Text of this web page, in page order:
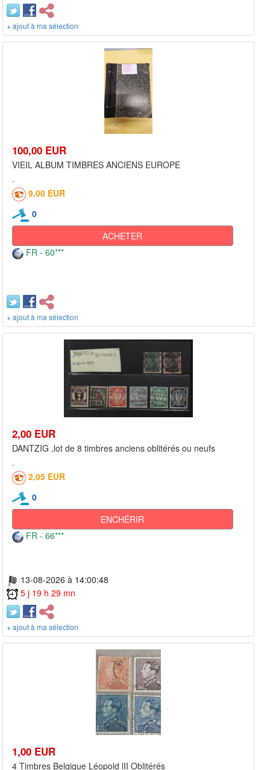
+ ajout à ma sélection
100,00 EUR
VIEIL ALBUM TIMBRES ANCIENS EUROPE
9,00 EUR
0
ACHETER
FR - 60***
+ ajout à ma sélection
2,00 EUR
DANTZIG ,lot de 8 timbres anciens oblitérés ou neufs
2,05 EUR
0
ENCHÉRIR
FR - 66***
13-08-2026 à 14:00:48
5 j 19 h 29 mn
+ ajout à ma sélection
1,00 EUR
4 Timbres Belgique Léopold lII Oblitérés